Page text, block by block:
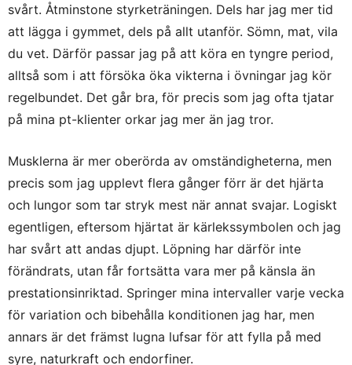
svårt. Åtminstone styrketräningen. Dels har jag mer tid
att lägga i gymmet, dels på allt utanför. Sömn, mat, vila
du vet. Därför passar jag på att köra en tyngre period,
alltså som i att försöka öka vikterna i övningar jag kör
regelbundet. Det går bra, för precis som jag ofta tjatar
på mina pt-klienter orkar jag mer än jag tror.
Musklerna är mer oberörda av omständigheterna, men
precis som jag upplevt flera gånger förr är det hjärta
och lungor som tar stryk mest när annat svajar. Logiskt
egentligen, eftersom hjärtat är kärlekssymbolen och jag
har svårt att andas djupt. Löpning har därför inte
förändrats, utan får fortsätta vara mer på känsla än
prestationsinriktad. Springer mina intervaller varje vecka
för variation och bibehålla konditionen jag har, men
annars är det främst lugna lufsar för att fylla på med
syre, naturkraft och endorfiner.